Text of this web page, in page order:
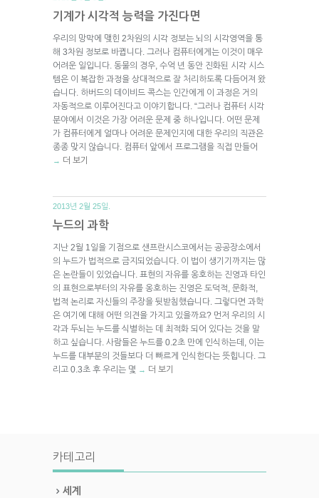
기계가 시각적 능력을 가진다면
우리의 망막에 맺힌 2차원의 시각 정보는 뇌의 시각영역을 통
해 3차원 정보로 바뀝니다. 그러나 컴퓨터에게는 이것이 매우
어려운 일입니다. 동물의 경우, 수억 년 동안 진화된 시각 시스
템은 이 복잡한 과정을 상대적으로 잘 처리하도록 다듬어져 왔
습니다. 하버드의 데이비드 콕스는 인간에게 이 과정은 거의
자동적으로 이루어진다고 이야기합니다. “그러나 컴퓨터 시각
분야에서 이것은 가장 어려운 문제 중 하나입니다. 어떤 문제
가 컴퓨터에게 얼마나 어려운 문제인지에 대한 우리의 직관은
종종 맞지 않습니다. 컴퓨터 앞에서 프로그램을 직접 만들어
→ 더 보기
2013년 2월 25일.
누드의 과학
지난 2월 1일을 기점으로 샌프란시스코에서는 공공장소에서
의 누드가 법적으로 금지되었습니다. 이 법이 생기기까지는 많
은 논란들이 있었습니다. 표현의 자유를 옹호하는 진영과 타인
의 표현으로부터의 자유를 옹호하는 진영은 도덕적, 문화적,
법적 논리로 자신들의 주장을 뒷받침했습니다. 그렇다면 과학
은 여기에 대해 어떤 의견을 가지고 있을까요? 먼저 우리의 시
각과 두뇌는 누드를 식별하는 데 최적화 되어 있다는 것을 말
하고 싶습니다. 사람들은 누드를 0.2초 만에 인식하는데, 이는
누드를 대부분의 것들보다 더 빠르게 인식한다는 뜻힙니다. 그
리고 0.3초 후 우리는 몇 → 더 보기
카테고리
세계